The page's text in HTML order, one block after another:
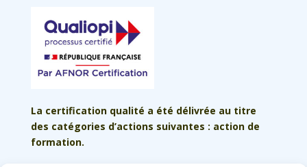
La certification qualité a été délivrée au titre
des catégories d’actions suivantes : action de
formation.